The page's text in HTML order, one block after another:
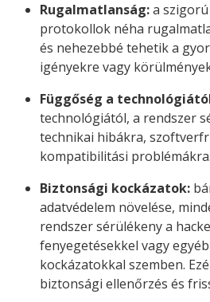
Rugalmatlanság:a
protokollok néha
és nehezebbé tehetik a
igényekre vagy
Függőség a
technológiától, a rendszer
technikai hibákra,
kompatibilitási problémákra.
Biztonsági kockázatok:
adatvédelem növelése,
rendszer sérülékeny a
fenyegetésekkel vagy
kockázatokkal szemben.
biztonsági ellenőrzés és